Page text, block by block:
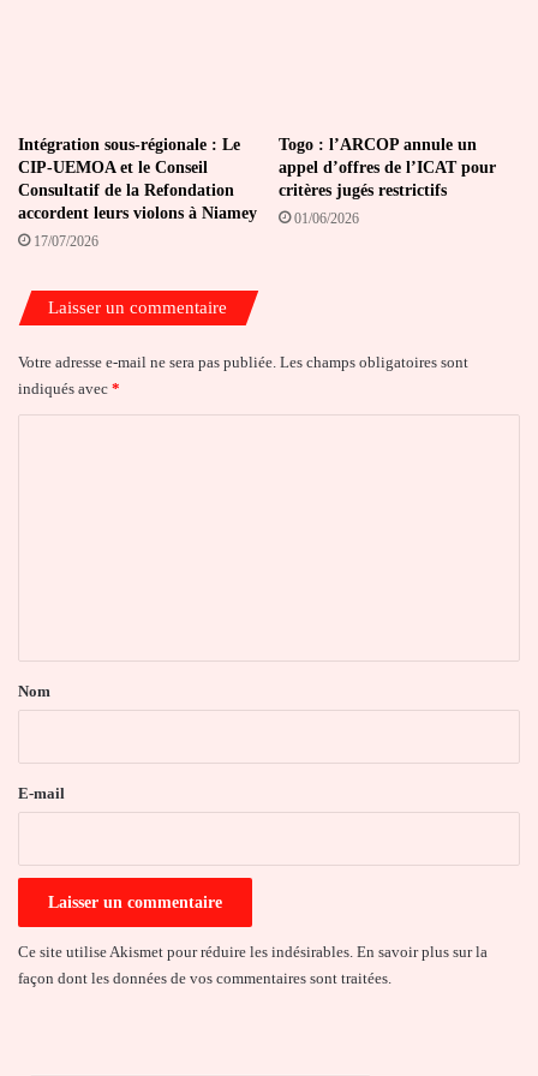
Intégration sous-régionale : Le
CIP-UEMOA et le Conseil
Consultatif de la Refondation
accordent leurs violons à Niamey
17/07/2026
Togo : l’ARCOP annule un
appel d’offres de l’ICAT pour
critères jugés restrictifs
01/06/2026
Laisser un commentaire
Votre adresse e-mail ne sera pas publiée. Les champs obligatoires sont
indiqués avec *
a
e
Nom
E-mail
Ce site utilise Akismet pour réduire les indésirables. En savoir plus sur la
façon dont les données de vos commentaires sont traitées